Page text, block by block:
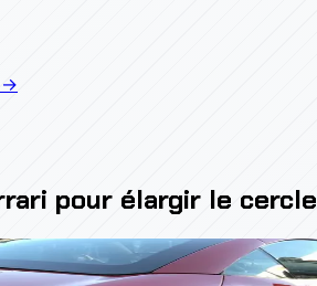
→
pour élargir le cercle